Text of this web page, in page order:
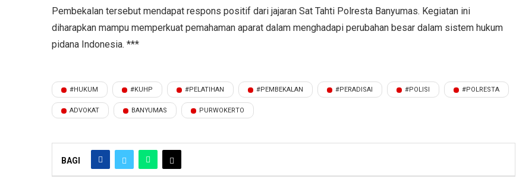
Pembekalan tersebut mendapat respons positif dari jajaran Sat Tahti Polresta Banyumas. Kegiatan ini
diharapkan mampu memperkuat pemahaman aparat dalam menghadapi perubahan besar dalam sistem hukum
pidana Indonesia. ***
#HUKUM #KUHP #PELATIHAN #PEMBEKALAN #PERADISAI #POLISI #POLRESTA
ADVOKAT BANYUMAS PURWOKERTO
BAGI